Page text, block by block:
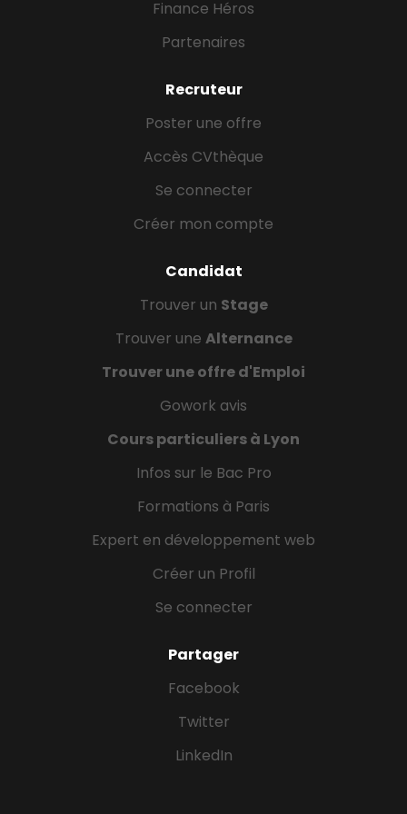
Finance Héros
Partenaires
Recruteur
Poster une offre
Accès CVthèque
Se connecter
Créer mon compte
Candidat
Trouver un Stage
Trouver une Alternance
Trouver une offre d'Emploi
Gowork avis
Cours particuliers à Lyon
Infos sur le Bac Pro
Formations à Paris
Expert en développement web
Créer un Profil
Se connecter
Partager
Facebook
Twitter
LinkedIn